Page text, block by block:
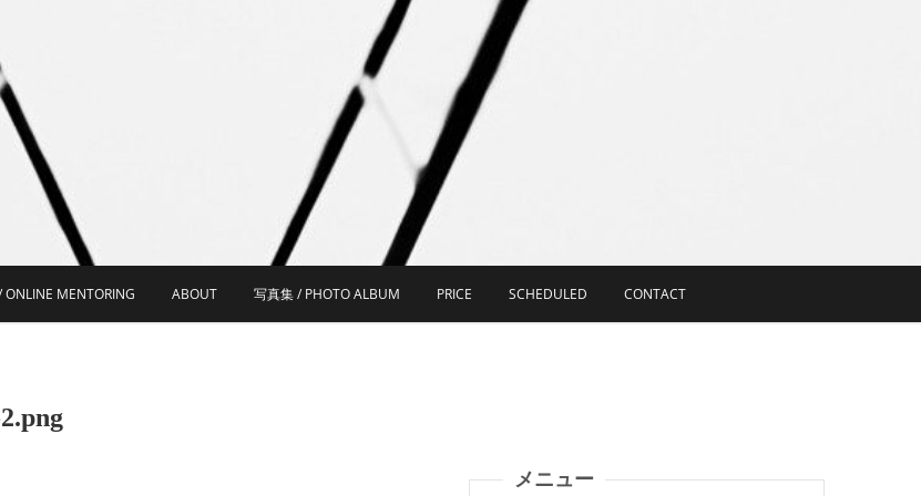
ONLINE MENTORING ABOUT 写真集 / PHOTO ALBUM PRICE SCHEDULED CONTACT
メニュー